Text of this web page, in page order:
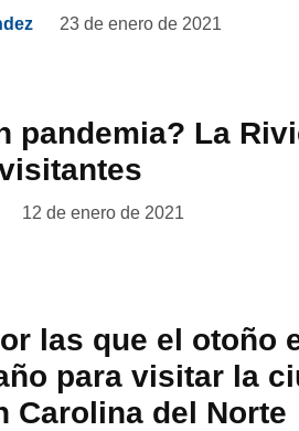
23 de enero de 2021
pandemia? La
12 de enero de 2021
las que el otoño
para visitar la
Carolina del Norte